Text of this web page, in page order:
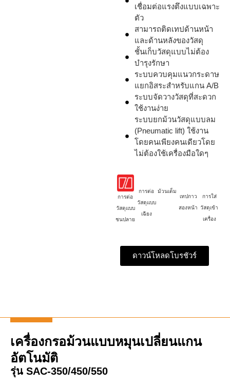
เชื่อมต่อแรงตึงแบบเฉพาะ
ตัว
สามารถติดเทปด้านหน้า
และด้านหลังของวัสดุ
ชั้นเก็บวัสดุแบบไม่ต้อง
บำรุงรักษา
ระบบควบคุมแนวกระดาษ
แยกอิสระสำหรับแกน A/B
ระบบจัดวางวัสดุที่สะดวก
ใช้งานง่าย
ระบบยกม้วนวัสดุแบบลม
(Pneumatic lift) ใช้งาน
โดยคนเพียงคนเดียวโดย
ไม่ต้องใช้เครื่องมือใดๆ
การต่อ
วัสดุแบบ
ชนปลาย
การต่อ
วัสดุแบบ
เฉียง
ม้วนเต็ม
เทปกาว
สองหน้า
การใส่
วัสดุเข้า
เครื่อง
ดาวน์โหลดโบรชัวร์
เครื่องกรอม้วนแบบหมุนเปลี่ยนแกน
อัตโนมัติ
รุ่น SAC-350/450/550